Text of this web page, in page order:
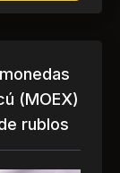
(MOEX)
rublos